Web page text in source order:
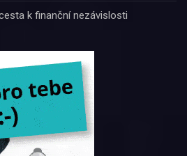
k finanční nezávislosti